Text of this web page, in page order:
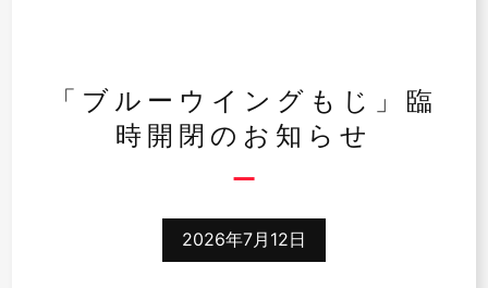
「ブルーウイングもじ」臨
時開閉のお知らせ
2026年7月12日